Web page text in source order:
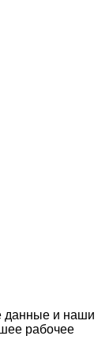
данные и наши
рабочее